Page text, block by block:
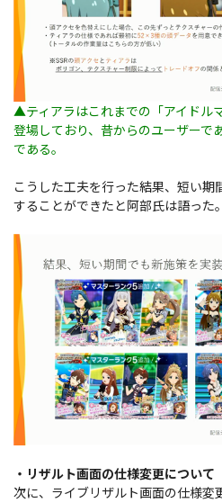
▲ティアラはこれまでの「アイドル
登場しており、昔からのユーザーで
である。
こうした工夫を行った結果、短い
することができたと阿部氏は語った。
・リザルト画面の仕様変更について
次に、ライブリザルト画面の仕様変